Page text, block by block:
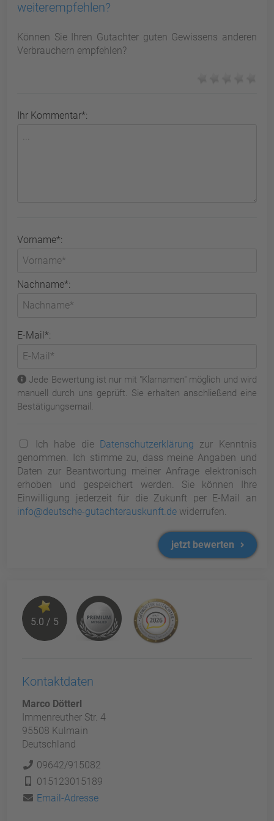
weiterempfehlen?
Können Sie Ihren Gutachter guten Gewissens anderen
Verbrauchern empfehlen?
Ihr Kommentar*:
Vorname*:
Nachname*:
E-Mail*:
Jede Bewertung ist nur mit "Klarnamen" möglich und wird
manuell durch uns geprüft. Sie erhalten anschließend eine
Bestätigungsemail.
Ich habe die Datenschutzerklärung zur Kenntnis
genommen. Ich stimme zu, dass meine Angaben und
Daten zur Beantwortung meiner Anfrage elektronisch
erhoben und gespeichert werden. Sie können Ihre
Einwilligung jederzeit für die Zukunft per E-Mail an
info@deutsche-gutachterauskunft.de widerrufen.
jetzt bewerten
5.0 / 5
Kontaktdaten
Marco Dötterl
Immenreuther Str. 4
95508 Kulmain
Deutschland
09642/915082
015123015189
Email-Adresse